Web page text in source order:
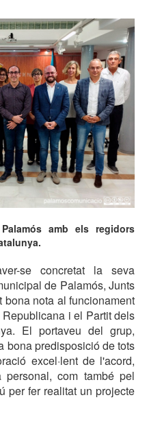
amb els regidors
se concretat la seva
de Palamós, Junts
nota al funcionament
i el Partit dels
El portaveu del grup,
bona predisposició de tots
excel·lent de l'acord,
com també pel
per fer realitat un projecte